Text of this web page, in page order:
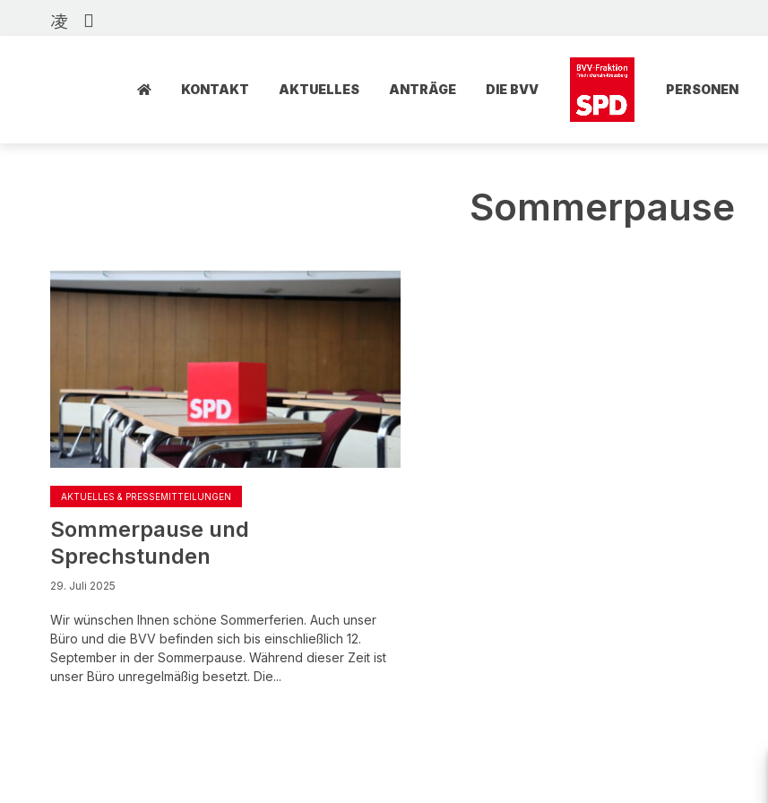
KONTAKT AKTUELLES ANTRÄGE DIE BVV PERSONEN
Sommerpause
AKTUELLES & PRESSEMITTEILUNGEN
Sommerpause und
Sprechstunden
29. Juli 2025
Wir wünschen Ihnen schöne Sommerferien. Auch unser
Büro und die BVV befinden sich bis einschließlich 12.
September in der Sommerpause. Während dieser Zeit ist
unser Büro unregelmäßig besetzt. Die...